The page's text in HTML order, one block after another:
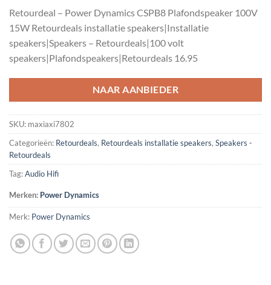
was:
€28.95.
is:
€16.95.
Retourdeal – Power Dynamics CSPB8 Plafondspeaker 100V
15W Retourdeals installatie speakers|Installatie
speakers|Speakers – Retourdeals|100 volt
speakers|Plafondspeakers|Retourdeals 16.95
NAAR AANBIEDER
SKU: maxiaxi7802
Categorieën: Retourdeals, Retourdeals installatie speakers, Speakers -
Retourdeals
Tag:Audio Hifi
Merken: Power Dynamics
Merk: Power Dynamics